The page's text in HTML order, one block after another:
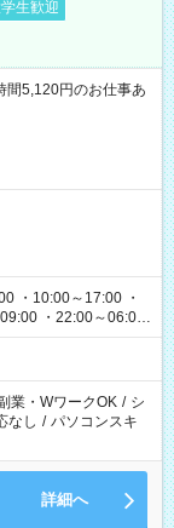
生歓迎
5,120円のお仕事あ
・10:00～17:00 ・
・22:00～06:00
業・WワークOK / シ
なし / パソコンスキ
詳細へ